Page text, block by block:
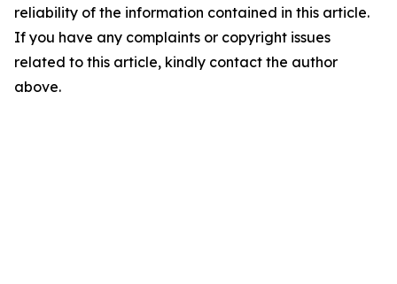
reliability of the information contained in this article.
If you have any complaints or copyright issues
related to this article, kindly contact the author
above.